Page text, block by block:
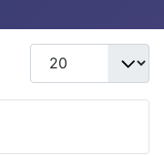
Näyttö #